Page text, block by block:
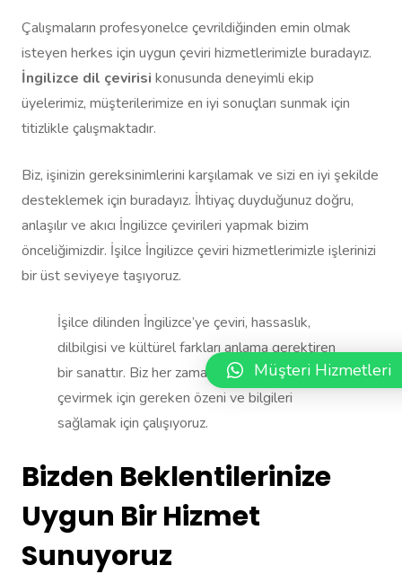
Çalışmaların profesyonelce çevrildiğinden emin olmak
isteyen herkes için uygun çeviri hizmetlerimizle buradayız.
İngilizce dil çevirisi konusunda deneyimli ekip
üyelerimiz, müşterilerimize en iyi sonuçları sunmak için
titizlikle çalışmaktadır.
Biz, işinizin gereksinimlerini karşılamak ve sizi en iyi şekilde
desteklemek için buradayız. İhtiyaç duyduğunuz doğru,
anlaşılır ve akıcı İngilizce çevirileri yapmak bizim
önceliğimizdir. İşilce İngilizce çeviri hizmetlerimizle işlerinizi
bir üst seviyeye taşıyoruz.
İşilce dilinden İngilizce’ye çeviri, hassaslık,
dilbilgisi ve kültürel farkları anlama gerektiren
bir sanattır. Biz her zaman işinizi en iyi şekilde
çevirmek için gereken özeni ve bilgileri
sağlamak için çalışıyoruz.
Bizden Beklentilerinize
Uygun Bir Hizmet
Sunuyoruz
Müşteri Hizmetleri